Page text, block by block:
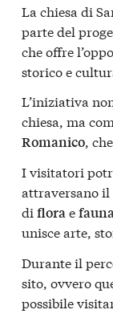
La chiesa di
parte del
che offre
storico e
L’iniziativa
chiesa, ma
Romanico,
I visitatori
attraversano il
di florae
unisce arte,
Durante il
sito, ovvero
possibile